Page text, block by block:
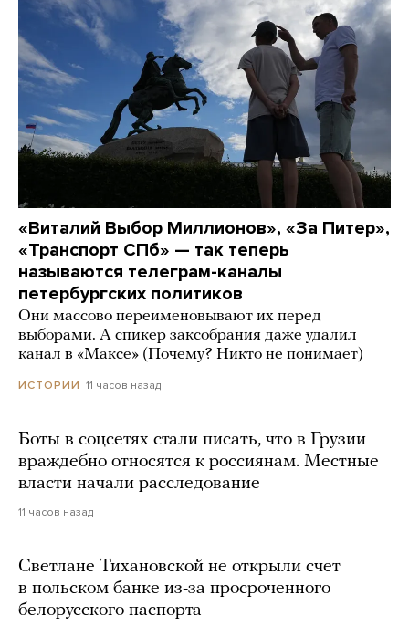
«Виталий Выбор Миллионов», «За Питер»,
«Транспорт СПб» — так теперь
называются телеграм-каналы
петербургских политиков
Они массово переименовывают их перед
выборами. А спикер заксобрания даже удалил
канал в «Максе» (Почему? Никто не понимает)
ИСТОРИИ 11 часов назад
Боты в соцсетях стали писать, что в Грузии
враждебно относятся к россиянам. Местные
власти начали расследование
11 часов назад
Светлане Тихановской не открыли счет
в польском банке из-за просроченного
белорусского паспорта